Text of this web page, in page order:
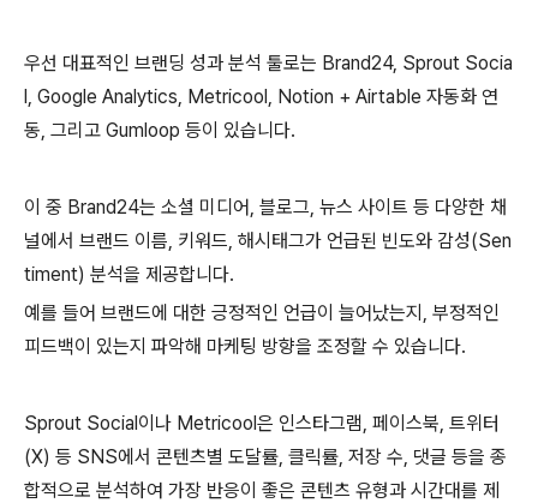
우선 대표적인 브랜딩 성과 분석 툴로는 Brand24, Sprout Socia
l, Google Analytics, Metricool, Notion + Airtable 자동화 연
동, 그리고 Gumloop 등이 있습니다.
이 중 Brand24는 소셜 미디어, 블로그, 뉴스 사이트 등 다양한 채
널에서 브랜드 이름, 키워드, 해시태그가 언급된 빈도와 감성(Sen
timent) 분석을 제공합니다.
예를 들어 브랜드에 대한 긍정적인 언급이 늘어났는지, 부정적인
피드백이 있는지 파악해 마케팅 방향을 조정할 수 있습니다.
Sprout Social이나 Metricool은 인스타그램, 페이스북, 트위터
(X) 등 SNS에서 콘텐츠별 도달률, 클릭률, 저장 수, 댓글 등을 종
합적으로 분석하여 가장 반응이 좋은 콘텐츠 유형과 시간대를 제